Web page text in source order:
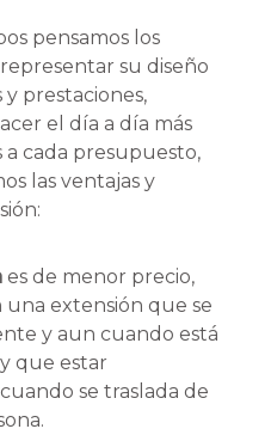
pensamos los
su diseño
prestaciones,
el día a día más
cada presupuesto,
las ventajas y
es de menor precio,
una extensión que se
y aun cuando está
que estar
se traslada de